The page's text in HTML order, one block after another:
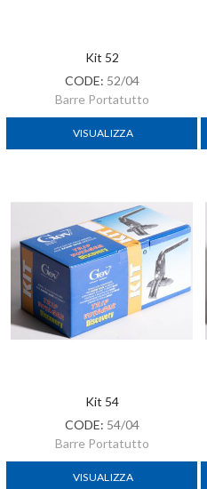
Kit 52
CODE: 52/04
Barre Portatutto
VISUALIZZA
Kit 54
CODE: 54/04
Barre Portatutto
VISUALIZZA